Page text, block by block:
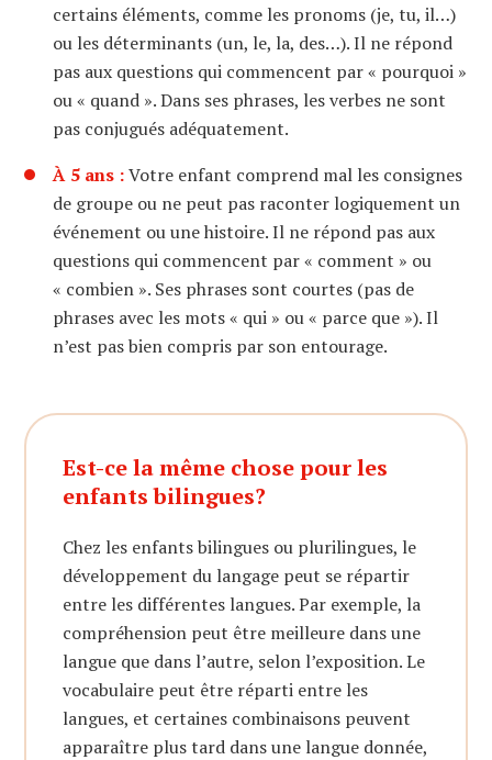
certains éléments, comme les pronoms (je, tu, il…)
ou les déterminants (un, le, la, des…). Il ne répond
pas aux questions qui commencent par « pourquoi »
ou « quand ». Dans ses phrases, les verbes ne sont
pas conjugués adéquatement.
À 5 ans :Votre enfant comprend mal les consignes
de groupe ou ne peut pas raconter logiquement un
événement ou une histoire. Il ne répond pas aux
questions qui commencent par « comment » ou
« combien ». Ses phrases sont courtes (pas de
phrases avec les mots « qui » ou « parce que »). Il
n’est pas bien compris par son entourage.
Est-ce la même chose pour les
enfants bilingues?
Chez les enfants bilingues ou plurilingues, le
développement du langage peut se répartir
entre les différentes langues. Par exemple, la
compréhension peut être meilleure dans une
langue que dans l’autre, selon l’exposition. Le
vocabulaire peut être réparti entre les
langues, et certaines combinaisons peuvent
apparaître plus tard dans une langue donnée,